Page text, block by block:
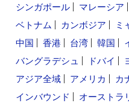
シンガポール
マレーシア
ベトナム
カンボジア ミ
中国
香港 台湾 韓国
バングラデシュ
ドバイ
アジア全域
アメリカ カ
インバウンド
オーストラ